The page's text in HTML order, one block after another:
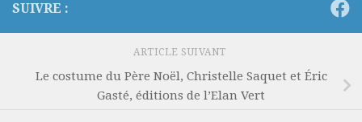
SUIVRE :
ARTICLE SUIVANT
Le costume du Père Noël, Christelle Saquet et Éric
Gasté, éditions de l’Elan Vert